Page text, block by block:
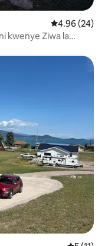
Ukadiriaji wa
4.96 (24)
kwenye Ziwa la